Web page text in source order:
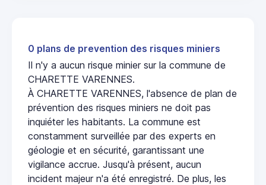
0 plans de prevention des risques miniers
Il n'y a aucun risque minier sur la commune de
CHARETTE VARENNES.
À CHARETTE VARENNES, l'absence de plan de
prévention des risques miniers ne doit pas
inquiéter les habitants. La commune est
constamment surveillée par des experts en
géologie et en sécurité, garantissant une
vigilance accrue. Jusqu'à présent, aucun
incident majeur n'a été enregistré. De plus, les